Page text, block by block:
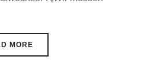
MORE